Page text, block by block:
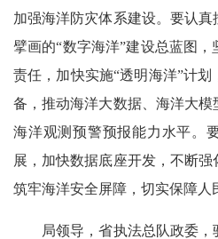
加强海洋防灾体系建设。要认
擘画的“数字海洋”建设总蓝图
责任，加快实施“透明海洋”计
备，推动海洋大数据、海洋大
海洋观测预警预报能力水平。
展，加快数据底座开发，不断强
筑牢海洋安全屏障，切实保障人
局领导，省执法总队政委，